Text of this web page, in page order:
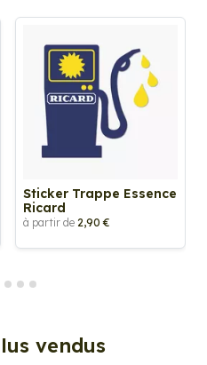
Sticker Trappe Essence
Ricard
à partir de 2,90 €
vendus